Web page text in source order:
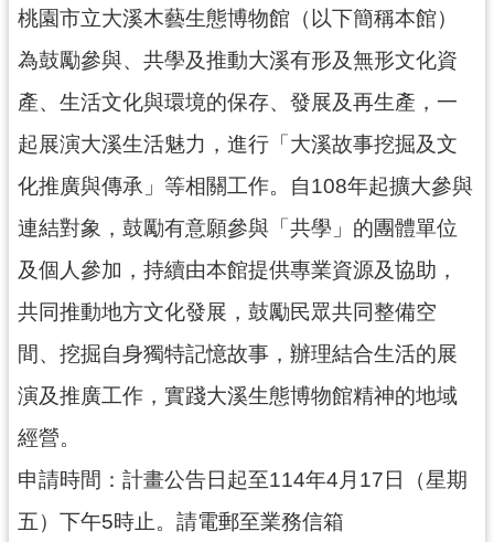
資
展
覽
便
民
服
務
活
動
研
究
學
資
源
桃園市立大溪木藝生態博物館（以下簡稱本館）
為鼓勵參與、共學及推動大溪有形及無形文化資
產、生活文化與環境的保存、發展及再生產，一
起展演大溪生活魅力，進行「大溪故事挖掘及文
化推廣與傳承」等相關工作。自108年起擴大參與
連結對象，鼓勵有意願參與「共學」的團體單位
及個人參加，持續由本館提供專業資源及協助，
共同推動地方文化發展，鼓勵民眾共同整備空
間、挖掘自身獨特記憶故事，辦理結合生活的展
演及推廣工作，實踐大溪生態博物館精神的地域
經營。
申請時間：計畫公告日起至114年4月17日（星期
五）下午5時止。請電郵至業務信箱